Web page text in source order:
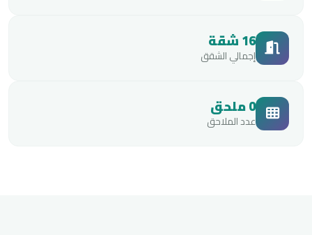
16 شقة
إجمالي الشقق
0 ملحق
عدد الملاحق